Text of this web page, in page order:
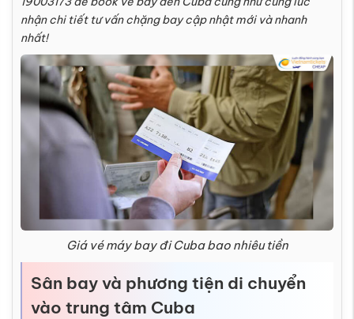
nhận chi tiết tư vấn chặng bay cập nhật mới và nhanh
nhất!
Giá vé máy bay đi Cuba bao nhiêu tiền
Sân bay và phương tiện di chuyển
vào trung tâm Cuba